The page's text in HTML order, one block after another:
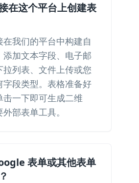
在这个平台上创建表
在我们的平台中构建自
添加文本字段、电子邮
拉列表、文件上传或您
字段类型。表格准备好
击一下即可生成二维
部表单工具。
表单或其他表单